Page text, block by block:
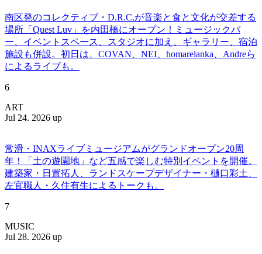
南区発のコレクティブ・D.R.C.が⾳楽と⾷と⽂化が交差する
場所「Quest Luv」を内田橋にオープン！ミュージックバ
ー、イベントスペース、スタジオに加え、ギャラリー、宿泊
施設も併設。初日は、COVAN、NEI、homarelanka、Andreら
によるライブも。
6
ART
Jul 24. 2026 up
常滑・INAXライブミュージアムがグランドオープン20周
年！「土の遊園地」など五感で楽しむ特別イベントを開催。
建築家・日置拓人、ランドスケープデザイナー・樋口彩土、
左官職人・久住有生によるトークも。
7
MUSIC
Jul 28. 2026 up